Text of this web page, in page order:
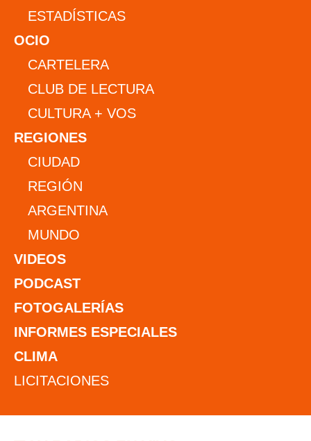
ESTADÍSTICAS
OCIO
CARTELERA
CLUB DE LECTURA
CULTURA + VOS
REGIONES
CIUDAD
REGIÓN
ARGENTINA
MUNDO
VIDEOS
PODCAST
FOTOGALERÍAS
INFORMES ESPECIALES
CLIMA
LICITACIONES